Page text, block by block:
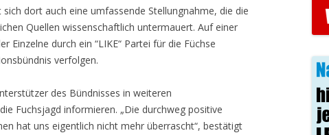
dort auch eine umfassende Stellungnahme, die die
Quellen wissenschaftlich untermauert. Auf einer
Einzelne durch ein “LIKE“ Partei für die Füchse
verfolgen.
des Bündnisses in weiteren
Fuchsjagd informieren. „Die durchweg positive
hat uns eigentlich nicht mehr überrascht“, bestätigt